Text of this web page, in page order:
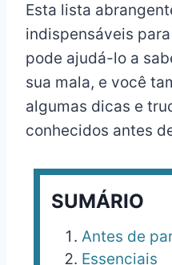
Esta lista
indispensáveis
pode ajudá-lo a
sua mala, e você
algumas dicas e
conhecidos antes
SUMÁRIO
Antes de
Essenciais